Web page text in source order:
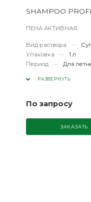
SHAMPOO
ПЕНА АКТИВНАЯ.
Вид раствора —
Упаковка
—
1 л
Период
— Для
РАЗВЕРНУТЬ
По запросу
ЗАКАЗАТЬ